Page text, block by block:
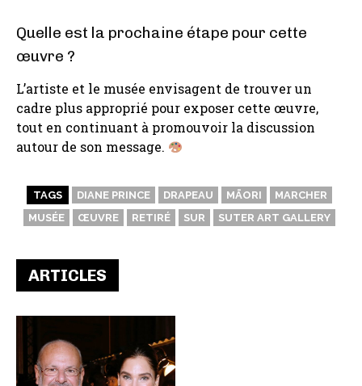
Quelle est la prochaine étape pour cette
œuvre ?
L’artiste et le musée envisagent de trouver un
cadre plus approprié pour exposer cette œuvre,
tout en continuant à promouvoir la discussion
autour de son message.
TAGS DIANE PRINCE DRAPEAU MĀORI
MARCHER
MUSÉE
ŒUVRE RETIRÉ SUR SUTER ART GALLERY
ARTICLES